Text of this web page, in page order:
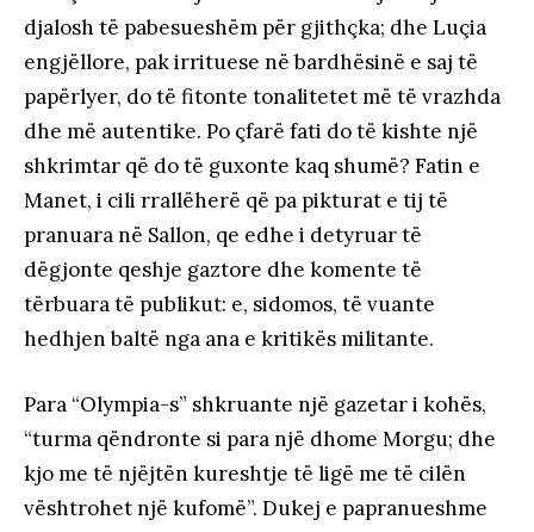
djalosh të pabesueshëm për gjithçka; dhe Luçia
engjëllore, pak irrituese në bardhësinë e saj të
papërlyer, do të fitonte tonalitetet më të vrazhda
dhe më autentike. Po çfarë fati do të kishte një
shkrimtar që do të guxonte kaq shumë? Fatin e
Manet, i cili rrallëherë që pa pikturat e tij të
pranuara në Sallon, qe edhe i detyruar të
dëgjonte qeshje gaztore dhe komente të
tërbuara të publikut: e, sidomos, të vuante
hedhjen baltë nga ana e kritikës militante.
Para “Olympia-s” shkruante një gazetar i kohës,
“turma qëndronte si para një dhome Morgu; dhe
kjo me të njëjtën kureshtje të ligë me të cilën
vështrohet një kufomë”. Dukej e papranueshme